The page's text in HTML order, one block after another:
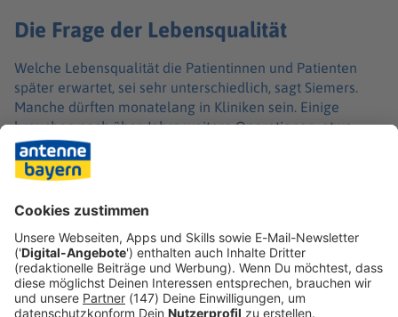
Die Frage der Lebensqualität
Welche Lebensqualität die Patientinnen und Patienten
später erwartet, sei sehr unterschiedlich, sagt Siemers.
Manche dürften monatelang in Kliniken sein. Einige
brauchen noch über Jahre weitere Operationen, etwa
wegen Narbenbildung. «Es hängt viel davon ab, welche
Körperteile betroffen sind, ob es etwa funktionelle
Einbußen gibt wie an den Händen. Und es hängt davon ab,
wie sie die Situation psychisch verarbeiten.»